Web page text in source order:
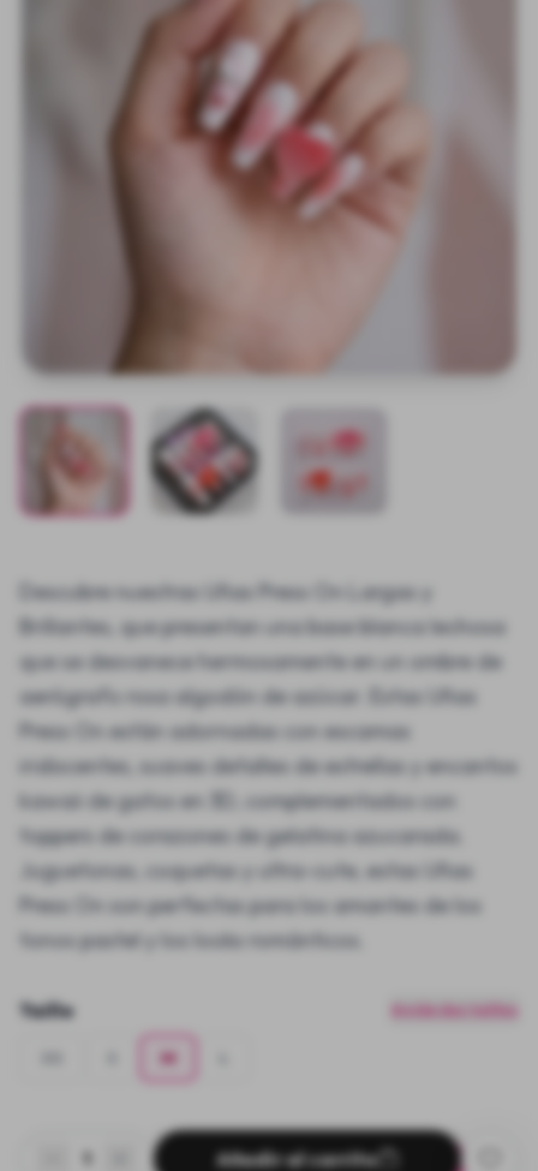
Descubre nuestras Uñas Press On Largas y
Brillantes, que presentan una base blanca lechosa
que se desvanece hermosamente en un ombre de
aerógrafo rosa algodón de azúcar. Estas Uñas
Press On están adornadas con escamas
iridiscentes, suaves detalles de estrellas y encantos
kawaii de gatos en 3D, complementados con
toppers de corazones de gelatina azucarada.
Juguetonas, coquetas y ultra-cute, estas Uñas
Press On son perfectas para los amantes de los
tonos pastel y los looks románticos.
Taille Guide des tailles
M
Añadir al carrito